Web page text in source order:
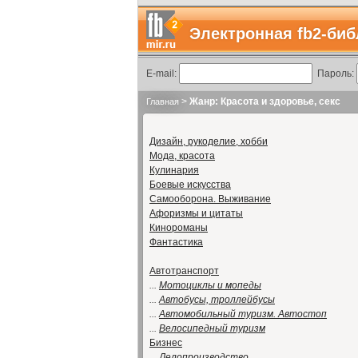
Электронная fb2-
E-mail: Пароль:
Главная > Жанр: Красота и здоровье, секс
Дизайн, рукоделие, хобби
Мода, красота
Кулинария
Боевые искусства
Самооборона. Выживание
Афоризмы и цитаты
Кинороманы
Фантастика
Автотранспорт
... Мотоциклы и мопеды
...Автобусы, троллейбусы
...Автомобильный туризм. Автостоп
... Велосипедный туризм
Бизнес